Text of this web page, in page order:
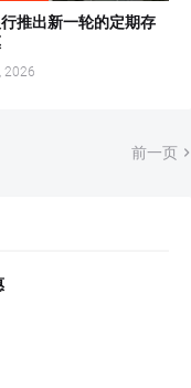
推出新一轮的定期存
2026
前一页